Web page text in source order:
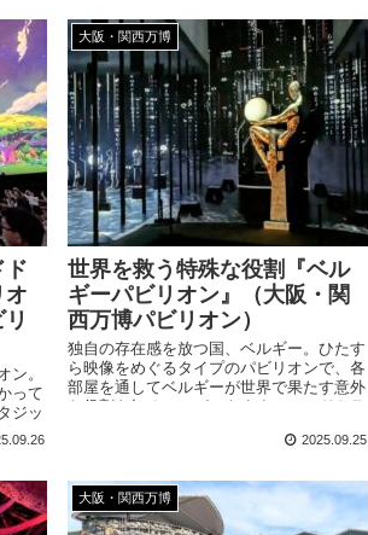
ド
オ
ン。
って
ジッ
っこ
！
大阪・関西万博
世界を救う特殊な役割『ベル
ギーパビリオン』（大阪・関
西万博パビリオン）
独自の存在感を放つ国、ベルギー。ひたす
ら映像をめぐるタイプのパビリオンで、各
部屋を通してベルギーが世界で果たす意外
な役割を知ることができます。フードトラ
2025.09.25
大阪・関西万博